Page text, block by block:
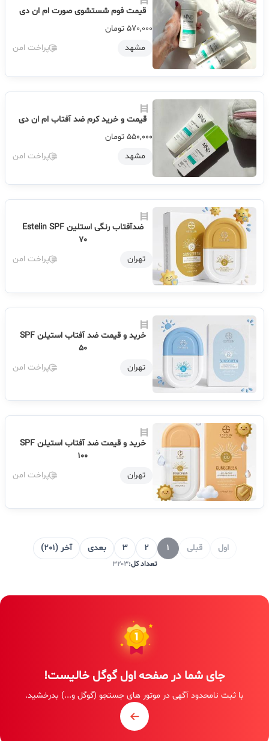
قیمت فوم شستشوی صورت ام ان دی
570,000تومان
مشهد
پراخت امن
قیمت و خرید کرم ضد آفتاب ام ان دی
550,000تومان
مشهد
پراخت امن
ضدآفتاب رنگی استلین Estelin SPF
70
تهران
پراخت امن
خرید و قیمت ضد آفتاب استیلن SPF
50
تهران
پراخت امن
خرید و قیمت ضد آفتاب استیلن SPF
100
تهران
پراخت امن
اول قبلی 1
2
3 بعدی آخر (201)
تعداد کل:3203
جای شما در صفحه اول گوگل خالیست!
با ثبت نامحدود آگهی در موتور های جستجو (گوگل و...) بدرخشید.